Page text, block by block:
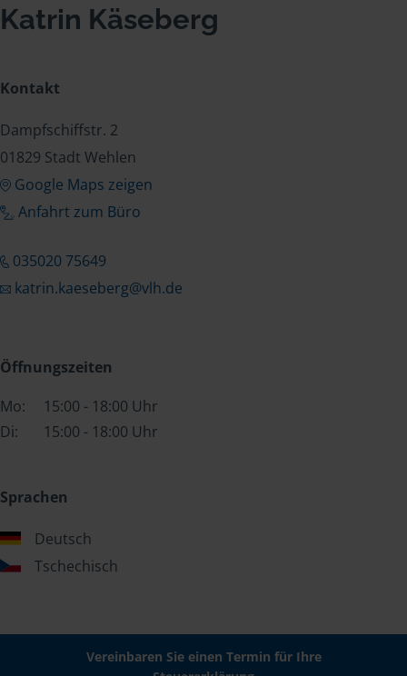
Katrin Käseberg
Kontakt
Dampfschiffstr. 2
01829 Stadt Wehlen
Google Maps zeigen
Anfahrt zum Büro
035020 75649
katrin.kaeseberg@vlh.de
Öffnungszeiten
Mo:
15:00 - 18:00 Uhr
Di:
15:00 - 18:00 Uhr
Sprachen
Deutsch
Tschechisch
Vereinbaren Sie einen Termin für Ihre